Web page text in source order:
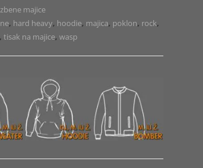
majice
, hard heavy, hoodie, majica, poklon, rock,
,tisak na majice,wasp